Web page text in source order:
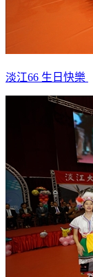
淡江66 生日快樂